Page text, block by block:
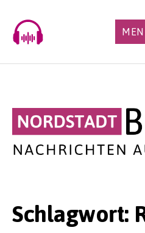
content
Schlagwort: